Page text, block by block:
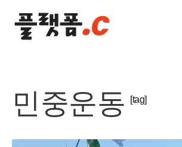
민중운동 [tag]